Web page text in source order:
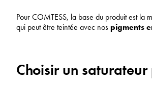
Pour COMTESS, la base du produit est la
qui peut être teintée avec nospigments
Choisir un saturateur